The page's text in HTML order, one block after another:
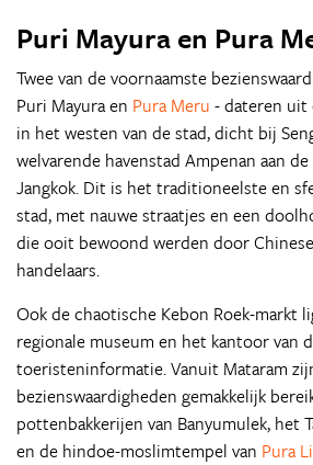
Puri Mayura en Pura
Twee van de voornaamste
Puri Mayura en Pura Meru - dateren uit
in het westen van de stad, dicht bij
welvarende havenstad Ampenan aan
Jangkok. Dit is het traditioneelste en
stad, met nauwe straatjes en een
die ooit bewoond werden door
handelaars.
Ook de chaotische Kebon Roek-markt
regionale museum en het kantoor van
toeristeninformatie. Vanuit Mataram
bezienswaardigheden gemakkelijk
pottenbakkerijen van Banyumulek, het
en de hindoe-moslimtempel van Pura